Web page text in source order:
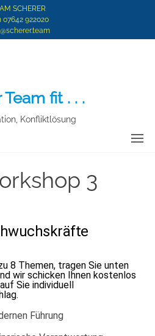
SCHERER
07642 922020
fit . . .
Konfliktlösung
3
8 Themen, tragen Sie unten
wir schicken Ihnen kostenlos
Sie individuell
Führung